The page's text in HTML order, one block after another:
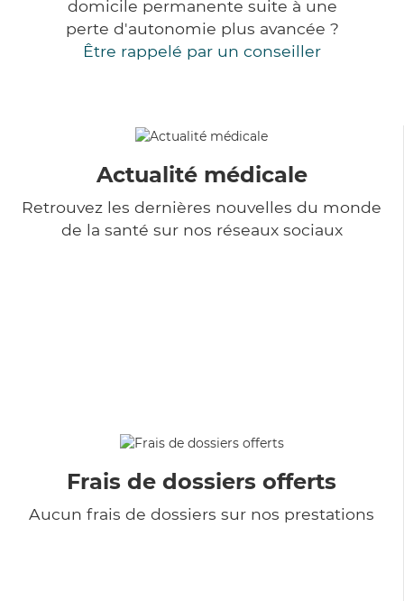
domicile permanente suite à une
perte d'autonomie plus avancée ?
Être rappelé par un conseiller
Actualité médicale
Retrouvez les dernières nouvelles du monde
de la santé sur nos réseaux sociaux
Frais de dossiers offerts
Aucun frais de dossiers sur nos prestations